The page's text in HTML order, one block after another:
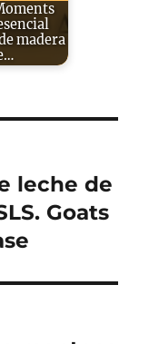
madera
leche de
Goats